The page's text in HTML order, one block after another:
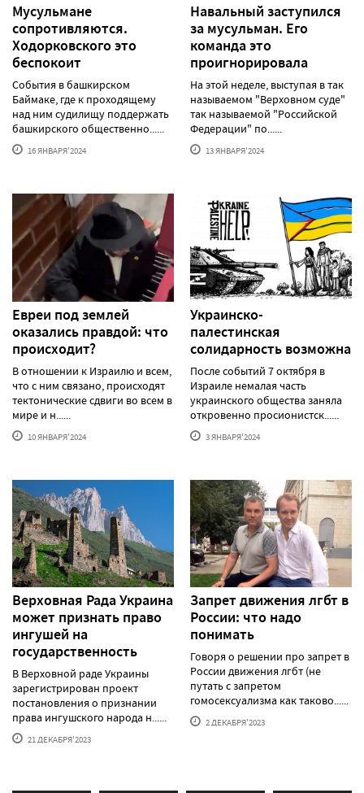
Мусульмане
сопротивляются.
Ходорковского это
беспокоит
События в башкирском
Баймаке, где к проходящему
над ним судилищу поддержать
башкирского общественно......
16 ЯНВАРЯ'2024
Навальный заступился
за мусульман. Его
команда это
проигнорировала
На этой неделе, выступая в так
называемом "Верховном суде"
так называемой "Российской
Федерации" по......
13 ЯНВАРЯ'2024
Евреи под землей
оказались правдой: что
происходит?
В отношении к Израилю и всем,
что с ним связано, происходят
тектонические сдвиги во всем в
мире и н......
10 ЯНВАРЯ'2024
Украинско-
палестинская
солидарность возможна
После событий 7 октября в
Израиле немалая часть
украинского общества заняла
откровенно просионистск......
3 ЯНВАРЯ'2024
Верховная Рада Украина
может признать право
ингушей на
государственность
В Верховной раде Украины
зарегистрирован проект
постановления о признании
права ингушского народа н......
21 ДЕКАБРЯ'2023
Запрет движения лгбт в
России: что надо
понимать
Говоря о решении про запрет в
России движения лгбт (не
путать с запретом
гомосексуализма как таково......
2 ДЕКАБРЯ'2023